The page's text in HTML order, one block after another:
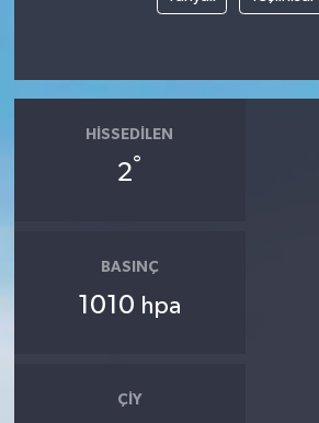
HISSEDILEN
2°
BASINÇ
1010 hpa
ÇIY